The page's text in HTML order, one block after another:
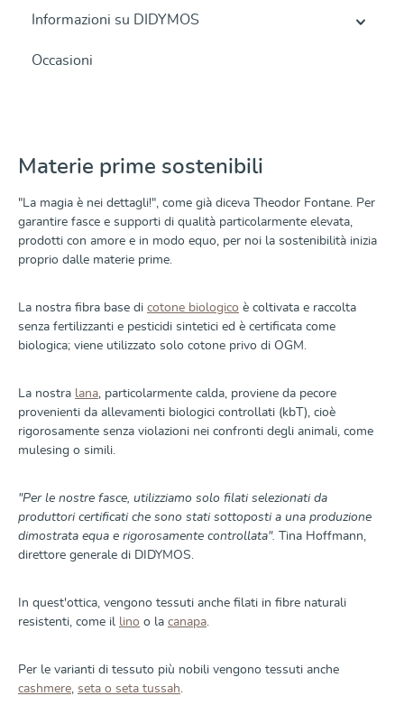
Informazioni su DIDYMOS
Occasioni
Materie prime sostenibili
"La magia è nei dettagli!", come già diceva Theodor Fontane. Per
garantire fasce e supporti di qualità particolarmente elevata,
prodotti con amore e in modo equo, per noi la sostenibilità inizia
proprio dalle materie prime.
La nostra fibra base di cotone biologico è coltivata e raccolta
senza fertilizzanti e pesticidi sintetici ed è certificata come
biologica; viene utilizzato solo cotone privo di OGM.
La nostra lana, particolarmente calda, proviene da pecore
provenienti da allevamenti biologici controllati (kbT), cioè
rigorosamente senza violazioni nei confronti degli animali, come
mulesing o simili.
"Per le nostre fasce, utilizziamo solo filati selezionati da
produttori certificati che sono stati sottoposti a una produzione
dimostrata equa e rigorosamente controllata". Tina Hoffmann,
direttore generale di DIDYMOS.
In quest'ottica, vengono tessuti anche filati in fibre naturali
resistenti, come il lino o la canapa.
Per le varianti di tessuto più nobili vengono tessuti anche
cashmere, seta o seta tussah.